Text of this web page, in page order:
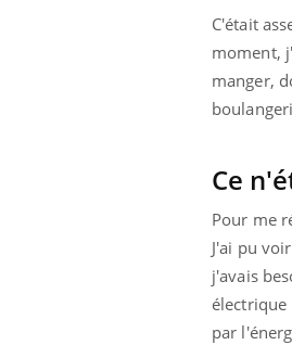
C'était
moment,
manger,
Ce
Pour me
J'ai pu
j'avais
par